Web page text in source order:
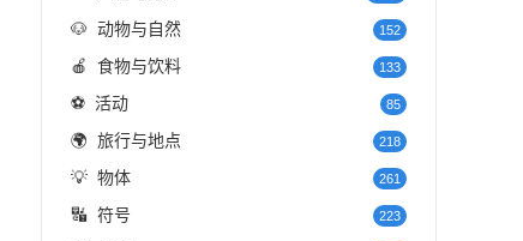
🐶 动物与自然 152
🍎 食物与饮料 133
⚽ 活动 85
🌍 旅行与地点 218
💡 物体 261
🔣 符号 223